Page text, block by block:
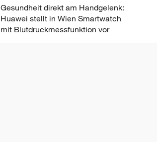
Gesundheit direkt am Handgelenk:
Huawei stellt in Wien Smartwatch
mit Blutdruckmessfunktion vor